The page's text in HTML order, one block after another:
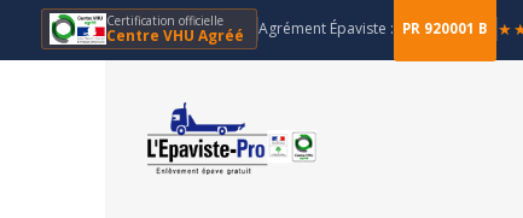
Certification officielle
Centre VHU Agréé Agrément Épaviste : PR 920001 B